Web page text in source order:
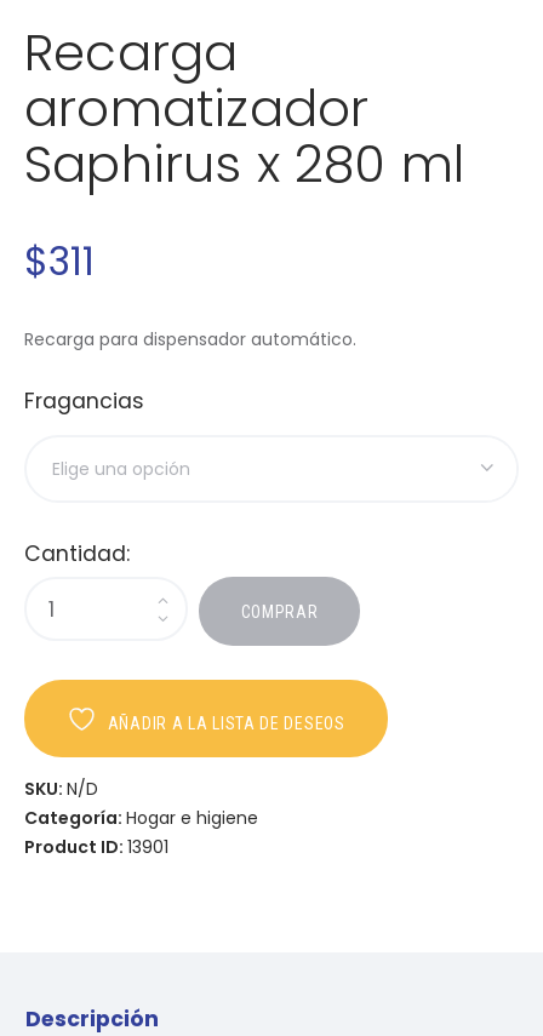
Recarga
aromatizador
Saphirus x 280 ml
$311
Recarga para dispensador automático.
Fragancias
Cantidad:
COMPRAR
AÑADIR A LA LISTA DE DESEOS
SKU: N/D
Categoría: Hogar e higiene
Product ID: 13901
Descripción